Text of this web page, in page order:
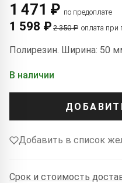
1 471 ₽ по предоплате
1 598 ₽ 2 350 ₽ оплата при
Полирезин. Ширина: 50
В наличии
Добавить в список
Срок и стоимость